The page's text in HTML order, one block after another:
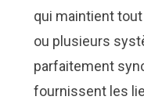
qui maintient
ou plusieurs
parfaitement
fournissent les